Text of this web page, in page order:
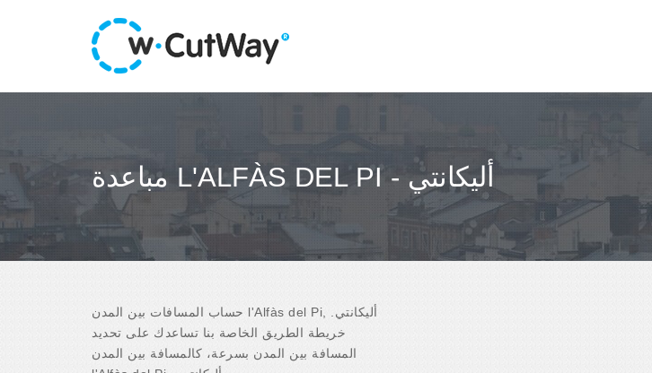
مباعدة L'ALFÀS DEL PI - أليكانتي
حساب المسافات بين المدن l'Alfàs del Pi, أليكانتي.
خريطة الطريق الخاصة بنا تساعدك على تحديد
المسافة بين المدن بسرعة، كالمسافة بين المدن